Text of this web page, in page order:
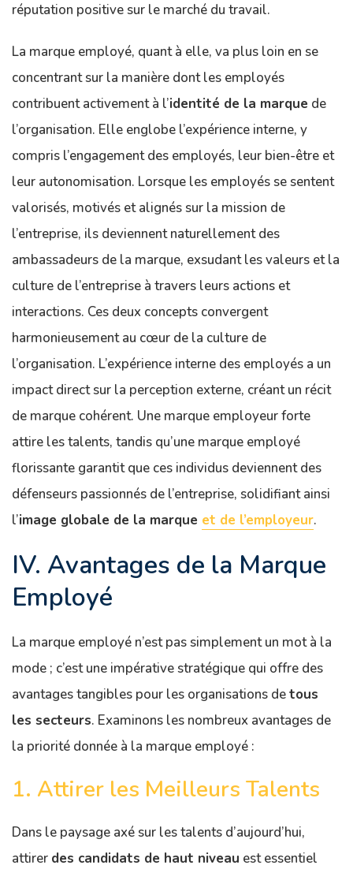
réputation positive sur le marché du travail.
La marque employé, quant à elle, va plus loin en se
concentrant sur la manière dont les employés
contribuent activement à l’identité de la marque de
l’organisation. Elle englobe l’expérience interne, y
compris l’engagement des employés, leur bien-être et
leur autonomisation. Lorsque les employés se sentent
valorisés, motivés et alignés sur la mission de
l’entreprise, ils deviennent naturellement des
ambassadeurs de la marque, exsudant les valeurs et la
culture de l’entreprise à travers leurs actions et
interactions. Ces deux concepts convergent
harmonieusement au cœur de la culture de
l’organisation. L’expérience interne des employés a un
impact direct sur la perception externe, créant un récit
de marque cohérent. Une marque employeur forte
attire les talents, tandis qu’une marque employé
florissante garantit que ces individus deviennent des
défenseurs passionnés de l’entreprise, solidifiant ainsi
l’image globale de la marque et de l’employeur.
IV. Avantages de la Marque
Employé
La marque employé n’est pas simplement un mot à la
mode ; c’est une impérative stratégique qui offre des
avantages tangibles pour les organisations detous
les secteurs. Examinons les nombreux avantages de
la priorité donnée à la marque employé :
1. Attirer les Meilleurs Talents
Dans le paysage axé sur les talents d’aujourd’hui,
attirer des candidats de haut niveau est essentiel